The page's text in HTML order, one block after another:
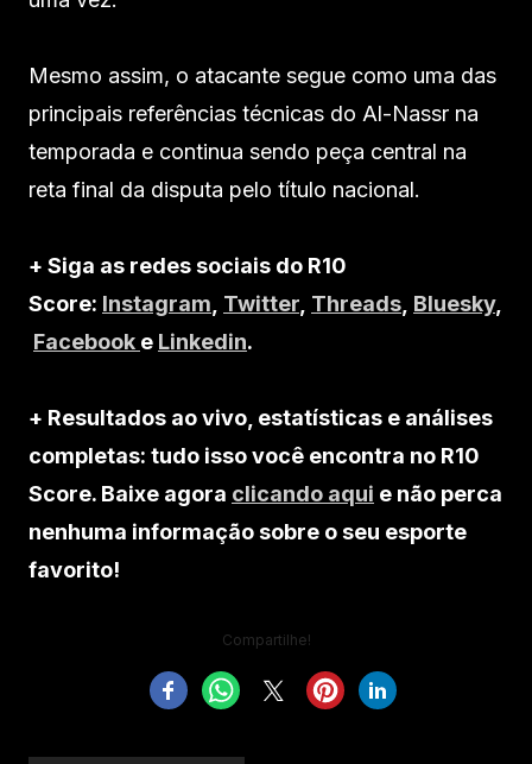
Mesmo assim, o atacante segue como uma das
principais referências técnicas do Al-Nassr na
temporada e continua sendo peça central na
reta final da disputa pelo título nacional.
+ Siga as redes sociais do R10
Score: Instagram Twitter Threads Bluesky,
Facebook e Linkedin.
+ Resultados ao vivo, estatísticas e análises
completas: tudo isso você encontra no R10
Score. Baixe agora clicando aqui e não perca
nenhuma informação sobre o seu esporte
favorito!
Compartilhe!